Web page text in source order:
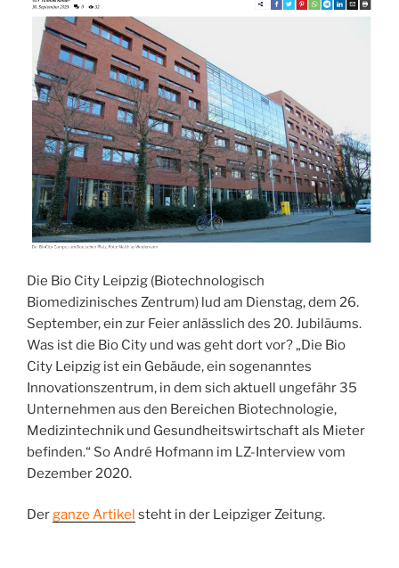
Die Bio City Leipzig (Biotechnologisch
Biomedizinisches Zentrum) lud am Dienstag, dem 26.
September, ein zur Feier anlässlich des 20. Jubiläums.
Was ist die Bio City und was geht dort vor? „Die Bio
City Leipzig ist ein Gebäude, ein sogenanntes
Innovationszentrum, in dem sich aktuell ungefähr 35
Unternehmen aus den Bereichen Biotechnologie,
Medizintechnik und Gesundheitswirtschaft als Mieter
befinden.“ So André Hofmann im LZ-Interview vom
Dezember 2020.
Derganze Artikel steht in der Leipziger Zeitung.